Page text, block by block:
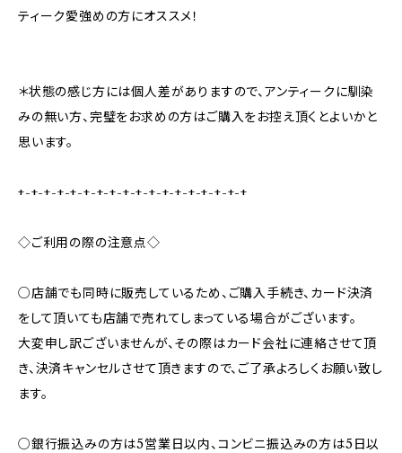
ティーク愛強めの方にオススメ！
＊状態の感じ方には個人差がありますので、アンティークに馴染
みの無い方、完璧をお求めの方はご購入をお控え頂くとよいかと
思います。
+-+-+-+-+-+-+-+-+-+-+-+-+-+-+-+-+-+
◇ご利用の際の注意点◇
○店舗でも同時に販売しているため、ご購入手続き、カード決済
をして頂いても店舗で売れてしまっている場合がございます。
大変申し訳ございませんが、その際はカード会社に連絡させて頂
き、決済キャンセルさせて頂きますので、ご了承よろしくお願い致し
ます。
○銀行振込みの方は5営業日以内、コンビニ振込みの方は5日以